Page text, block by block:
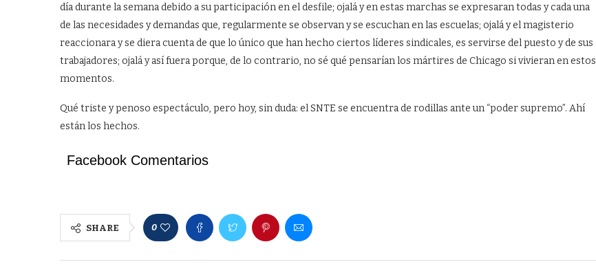
día durante la semana debido a su participación en el desfile; ojalá y en estas marchas se expresaran todas y cada una
de las necesidades y demandas que, regularmente se observan y se escuchan en las escuelas; ojalá y el magisterio
reaccionara y se diera cuenta de que lo único que han hecho ciertos líderes sindicales, es servirse del puesto y de sus
trabajadores; ojalá y así fuera porque, de lo contrario, no sé qué pensarían los mártires de Chicago si vivieran en estos
momentos.
Qué triste y penoso espectáculo, pero hoy, sin duda: el SNTE se encuentra de rodillas ante un “poder supremo”. Ahí
están los hechos.
Facebook Comentarios
SHARE 0